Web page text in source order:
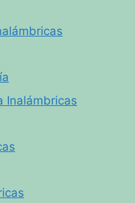
Inalámbricas